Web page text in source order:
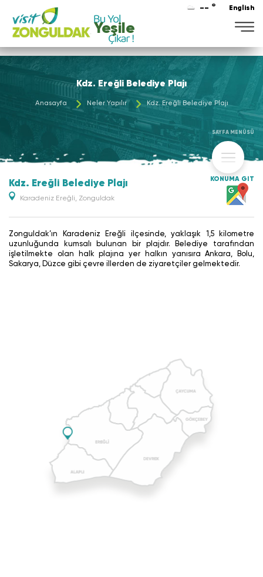
-- ° English
Yeşile
Kdz. Ereğli Belediye Plajı
Anasayfa Neler Yapılır Kdz. Ereğli Belediye Plajı
SAYFA MENÜSÜ
Kdz. Ereğli Belediye Plajı
Karadeniz Ereğli, Zonguldak
KONUMA GİT
Zonguldak’ın Karadeniz Ereğli ilçesinde, yaklaşık 1,5 kilometre
uzunluğunda kumsalı bulunan bir plajdır. Belediye tarafından
işletilmekte olan halk plajına yer halkın yanısıra Ankara, Bolu,
Sakarya, Düzce gibi çevre illerden de ziyaretçiler gelmektedir.